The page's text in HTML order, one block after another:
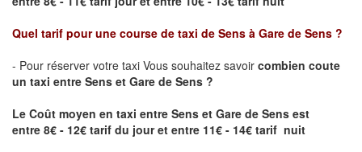
Quel tarif pour une course de taxi de Sens à Gare de Sens ?
- Pour réserver votre taxi Vous souhaitez savoir combien coute
un taxi entre Sens et Gare de Sens ?
Le Coût moyen en taxi entre Sens et Gare de Sens est
entre 8€ - 12€ tarif du jour et entre 11€ - 14€ tarif nuit